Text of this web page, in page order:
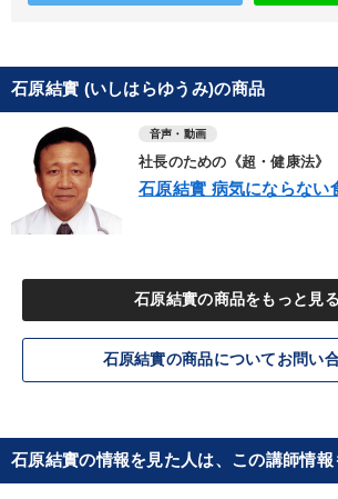
石原結實 (いしはらゆうみ)の商品
音声・動画
社長のための《超・健康法》
石原結實 病気にならない
石原結實の商品をもっと見る
石原結實の商品についてお問い
石原結實の情報を見た人は、この講師情報